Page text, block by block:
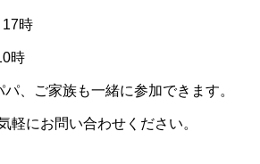
17時
時
、ご家族も一緒に参加できます。
軽にお問い合わせください。